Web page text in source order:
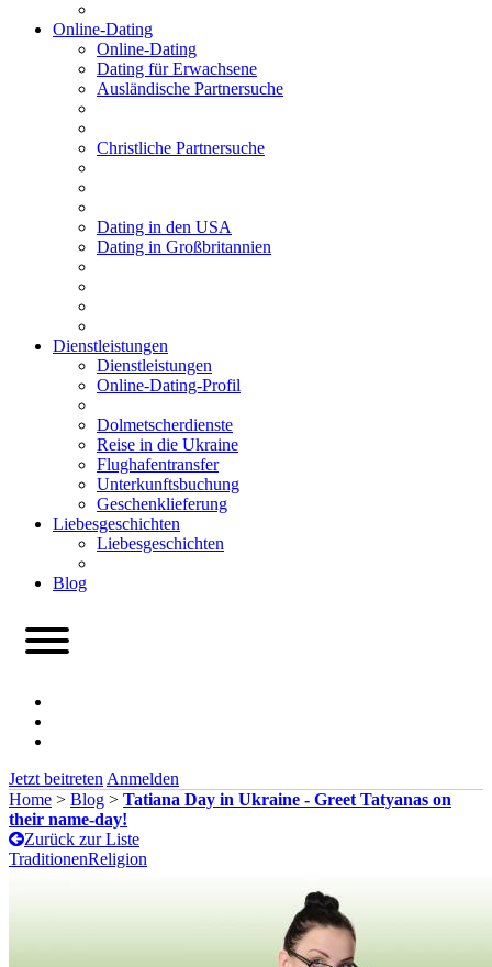
Online-Dating
Online-Dating
Dating für Erwachsene
Ausländische Partnersuche
Christliche Partnersuche
Dating in den USA
Dating in Großbritannien
Dienstleistungen
Dienstleistungen
Online-Dating-Profil
Dolmetscherdienste
Reise in die Ukraine
Flughafentransfer
Unterkunftsbuchung
Geschenklieferung
Liebesgeschichten
Liebesgeschichten
Blog
Jetzt beitreten Anmelden
Home > Blog > Tatiana Day in Ukraine - Greet Tatyanas on
their name-day!
Zurück zur Liste
TraditionenReligion